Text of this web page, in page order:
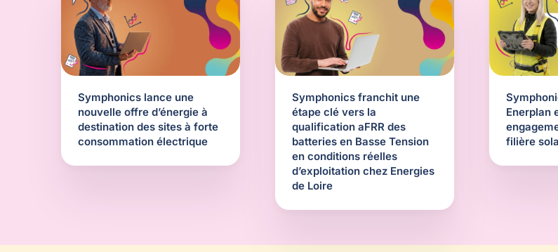
Symphonics lance une
nouvelle offre d’énergie à
destination des sites à forte
consommation électrique
Symphonics franchit une
étape clé vers la
qualification aFRR des
batteries en Basse Tension
en conditions réelles
d’exploitation chez Energies
de Loire
Enerplan
filière